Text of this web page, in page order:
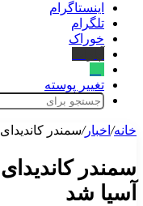
اینستاگرام
تلگرام
خوراک
تغییر پوسته
خانه/ اخبار/سمندر
سمندر
آسیا شد